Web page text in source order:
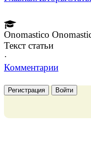
Onomastico
Текст статьи
·
Комментарии
Регистрация Войти